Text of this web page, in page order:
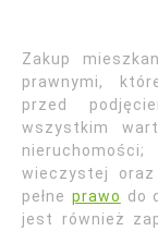
Zakup
prawnymi,
przed
wszystkim
wieczystej
pełne prawo do
jest również